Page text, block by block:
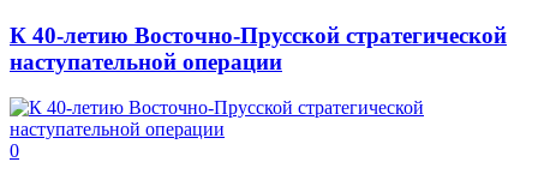
К 40-летию Восточно-Прусской стратегической
наступательной операции
0